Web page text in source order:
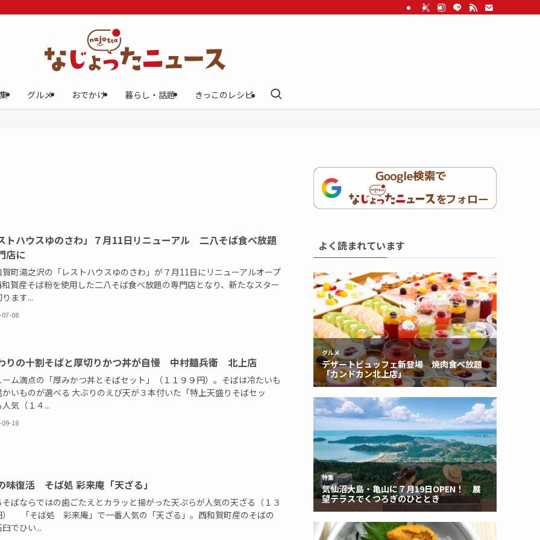
グルメ おでかけ 暮らし・話題 きっこのレシピ
トハウスゆのさわ」７月11日リニューアル 二八そば食べ放題
店に
町湯之沢の「レストハウスゆのさわ」が７月11日にリニューアルオープ
賀産そば粉を使用した二八そば食べ放題の専門店となり、新たなスター
ます...
07-08
りの十割そばと厚切りかつ丼が自慢 中村麺兵衛 北上店
ム満点の「厚みかつ丼とそばセット」（１１９９円）。そばは冷たいも
いものが選べる 大ぶりのえび天が３本付いた「特上天盛りそばセッ
気（１４...
09-18
味復活 そば処 彩来庵「天ざる」
ばならではの歯ごたえとカラッと揚がった天ぷらが人気の天ざる（１３
） 「そば処 彩来庵」で一番人気の「天ざる」。西和賀町産のそばの
でひい...
よく読まれています